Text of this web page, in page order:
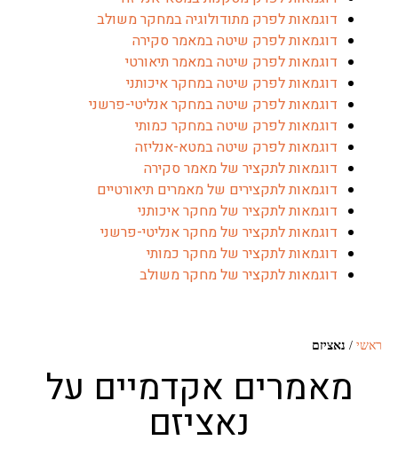
דוגמאות לפרק מתודולוגיה במחקר משולב
דוגמאות לפרק שיטה במאמר סקירה
דוגמאות לפרק שיטה במאמר תיאורטי
דוגמאות לפרק שיטה במחקר איכותני
דוגמאות לפרק שיטה במחקר אנליטי-פרשני
דוגמאות לפרק שיטה במחקר כמותי
דוגמאות לפרק שיטה במטא-אנליזה
דוגמאות לתקציר של מאמר סקירה
דוגמאות לתקצירים של מאמרים תיאורטיים
דוגמאות לתקציר של מחקר איכותני
דוגמאות לתקציר של מחקר אנליטי-פרשני
דוגמאות לתקציר של מחקר כמותי
דוגמאות לתקציר של מחקר משולב
נאציזם
אקדמיים על
נאציזם